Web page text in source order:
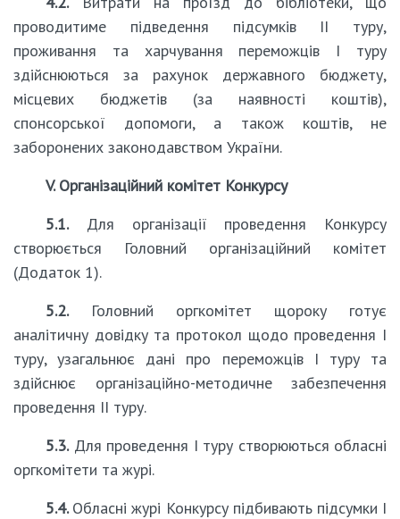
проводитиме підведення підсумків ІІ туру,
проживання та харчування переможців І туру
здійснюються за рахунок державного бюджету,
місцевих бюджетів (за наявності коштів),
спонсорської допомоги, а також коштів, не
заборонених законодавством України.
V. Організаційний комітет Конкурсу
5.1.Для організації проведення Конкурсу
створюється Головний організаційний комітет
(Додаток 1).
5.2.Головний оргкомітет щороку готує
аналітичну довідку та протокол щодо проведення І
туру, узагальнює дані про переможців І туру та
здійснює організаційно-методичне забезпечення
проведення ІІ туру.
5.3.Для проведення І туру створюються обласні
оргкомітети та журі.
5.4.Обласні журі Конкурсу підбивають підсумки І